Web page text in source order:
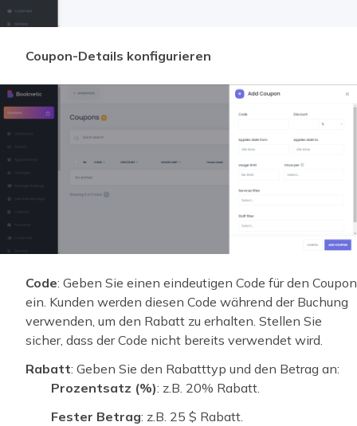
Coupon-Details konfigurieren
Code: Geben Sie einen eindeutigen Code für den Coupon
ein. Kunden werden diesen Code während der Buchung
verwenden, um den Rabatt zu erhalten. Stellen Sie
sicher, dass der Code nicht bereits verwendet wird.
Rabatt: Geben Sie den Rabatttyp und den Betrag an:
Prozentsatz (%): z.B. 20% Rabatt.
Fester Betrag: z.B. 25 $ Rabatt.